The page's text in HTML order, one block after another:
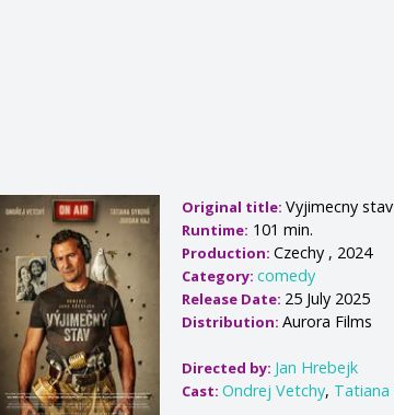
Original title:Vyjimecny stav
Runtime: 101 min.
Production:Czechy , 2024
Category:comedy
Release Date: 25 July 2025
Distribution:Aurora Films
Directed by: Jan Hrebejk
Cast:Ondrej Vetchy, Tatiana